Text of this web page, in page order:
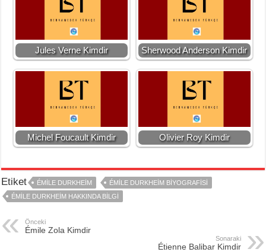
Jules Verne Kimdir Sherwood Anderson Kimdir
Michel Foucault Kimdir Olivier Roy Kimdir
Etiket ÉMILE DURKHEIM
ÉMILE DURKHEIM BIYOGRAFISI
ÉMILE DURKHEIM HAKKINDA BILGI
Önceki
Émile Zola Kimdir
Sonaraki
Étienne Balibar Kimdir